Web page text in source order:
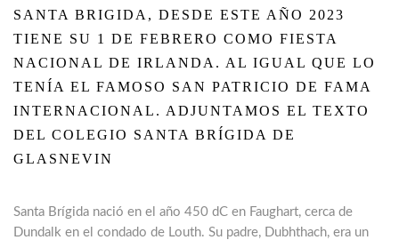
SANTA BRIGIDA, DESDE ESTE AÑO 2023
TIENE SU 1 DE FEBRERO COMO FIESTA
NACIONAL DE IRLANDA. AL IGUAL QUE LO
TENÍA EL FAMOSO SAN PATRICIO DE FAMA
INTERNACIONAL. ADJUNTAMOS EL TEXTO
DEL COLEGIO SANTA BRÍGIDA DE
GLASNEVIN
Santa Brígida nació en el año 450 dC en Faughart, cerca de
Dundalk en el condado de Louth. Su padre, Dubhthach, era un